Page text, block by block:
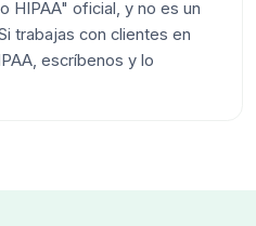
HIPAA" oficial, y no es un
trabajas con clientes en
escríbenos y lo